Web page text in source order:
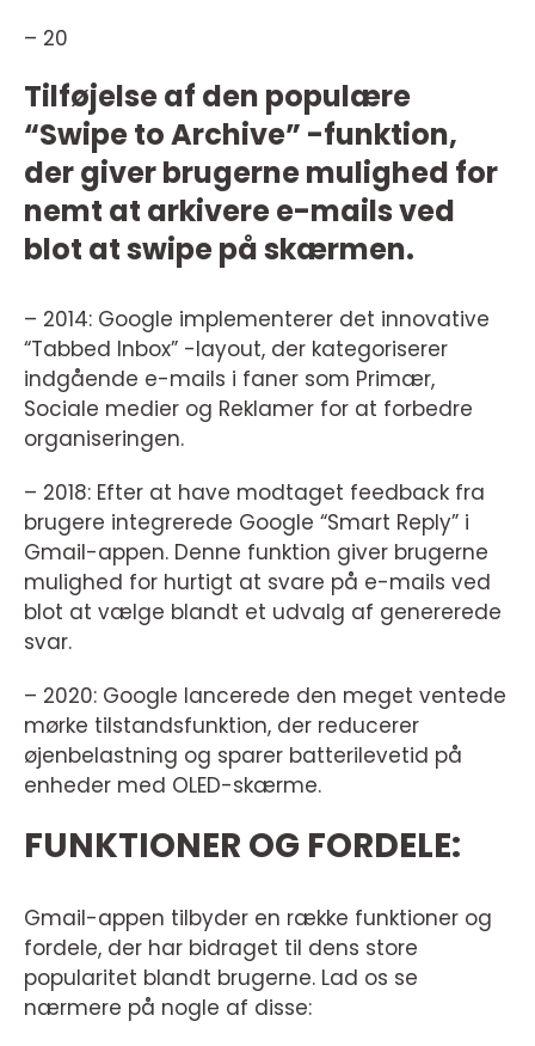
– 20
Tilføjelse af den populære
“Swipe to Archive” -funktion,
der giver brugerne mulighed for
nemt at arkivere e-mails ved
blot at swipe på skærmen.
– 2014: Google implementerer det innovative
“Tabbed Inbox” -layout, der kategoriserer
indgående e-mails i faner som Primær,
Sociale medier og Reklamer for at forbedre
organiseringen.
– 2018: Efter at have modtaget feedback fra
brugere integrerede Google “Smart Reply” i
Gmail-appen. Denne funktion giver brugerne
mulighed for hurtigt at svare på e-mails ved
blot at vælge blandt et udvalg af genererede
svar.
– 2020: Google lancerede den meget ventede
mørke tilstandsfunktion, der reducerer
øjenbelastning og sparer batterilevetid på
enheder med OLED-skærme.
FUNKTIONER OG FORDELE:
Gmail-appen tilbyder en række funktioner og
fordele, der har bidraget til dens store
popularitet blandt brugerne. Lad os se
nærmere på nogle af disse: